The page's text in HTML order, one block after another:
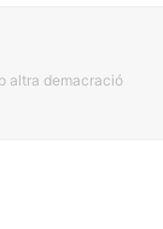
altra demacració